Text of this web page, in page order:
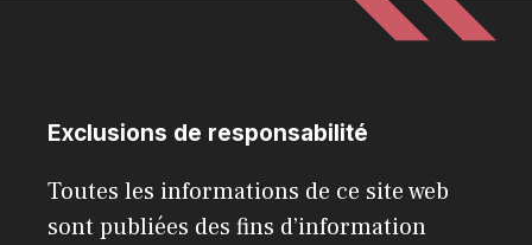
Exclusions de responsabilité
Toutes les informations de ce site web
sont publiées des fins d’information